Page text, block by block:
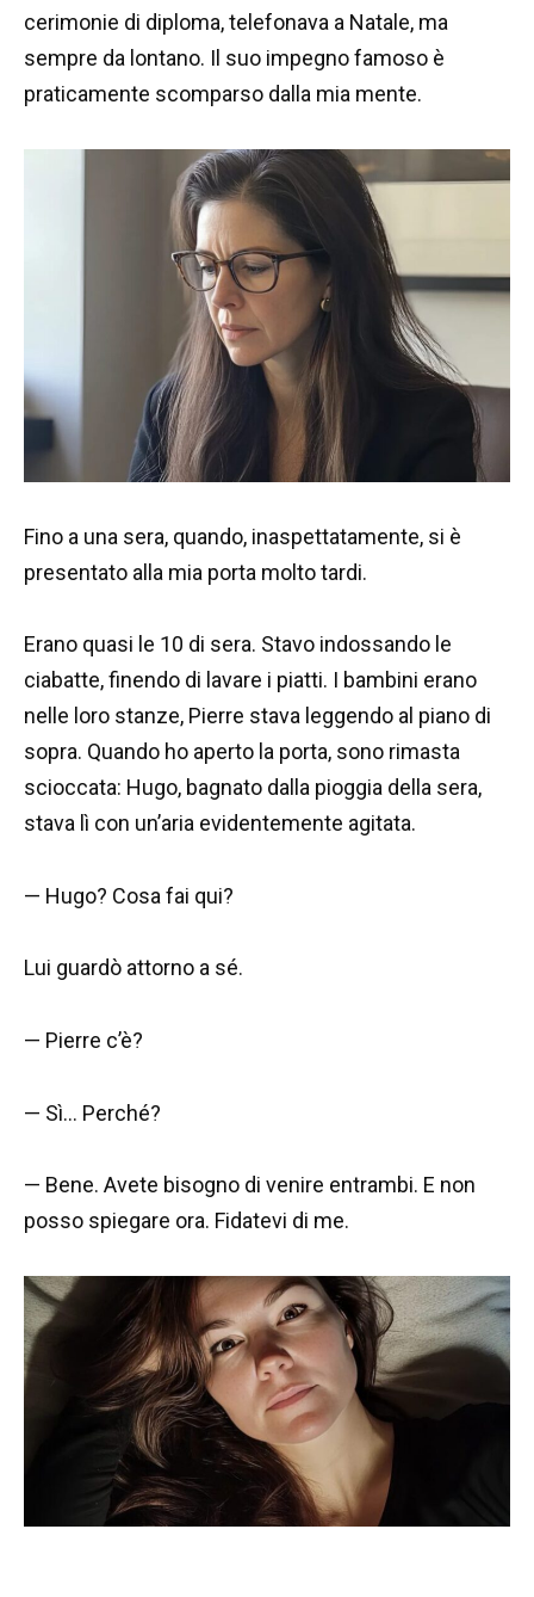
cerimonie di diploma, telefonava a Natale, ma
sempre da lontano. Il suo impegno famoso è
praticamente scomparso dalla mia mente.
Fino a una sera, quando, inaspettatamente, si è
presentato alla mia porta molto tardi.
Erano quasi le 10 di sera. Stavo indossando le
ciabatte, finendo di lavare i piatti. I bambini erano
nelle loro stanze, Pierre stava leggendo al piano di
sopra. Quando ho aperto la porta, sono rimasta
scioccata: Hugo, bagnato dalla pioggia della sera,
stava lì con un’aria evidentemente agitata.
— Hugo? Cosa fai qui?
Lui guardò attorno a sé.
— Pierre c’è?
— Sì… Perché?
— Bene. Avete bisogno di venire entrambi. E non
posso spiegare ora. Fidatevi di me.